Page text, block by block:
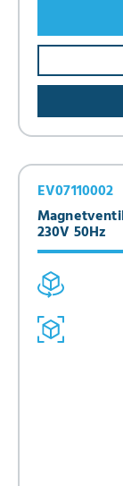
230V 50Hz
EV07110002